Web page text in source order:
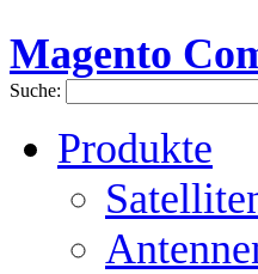
Magento
Suche:
Produkte